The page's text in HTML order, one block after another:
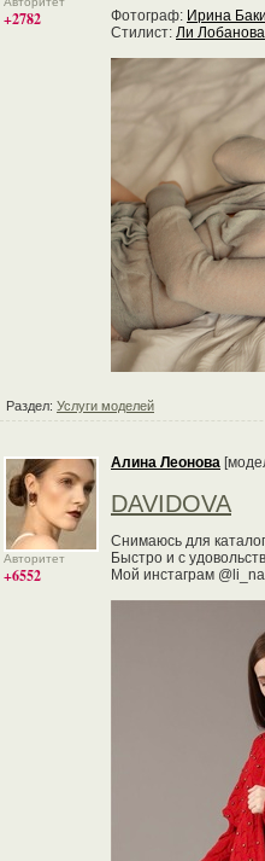
+2782 Фотограф: Ирина
Стилист: Ли Лобанова
Раздел: Услуги моделей
Авторитет
+6552
Алина Леонова
DAVIDOVA
Снимаюсь для
Быстро и с
Мой инстаграм